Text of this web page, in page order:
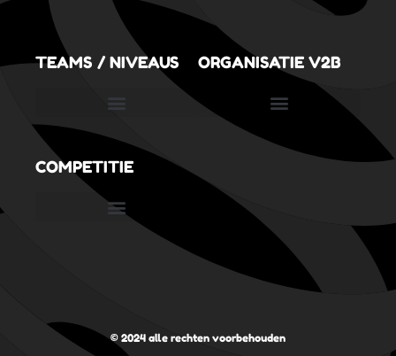
TEAMS / NIVEAUS ORGANISATIE V2B
COMPETITIE
© 2024 alle rechten voorbehouden